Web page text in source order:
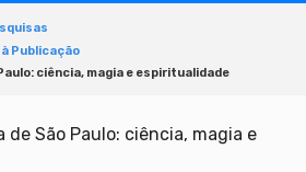
Publicação
ciência, magia e espiritualidade
São Paulo: ciência, magia e